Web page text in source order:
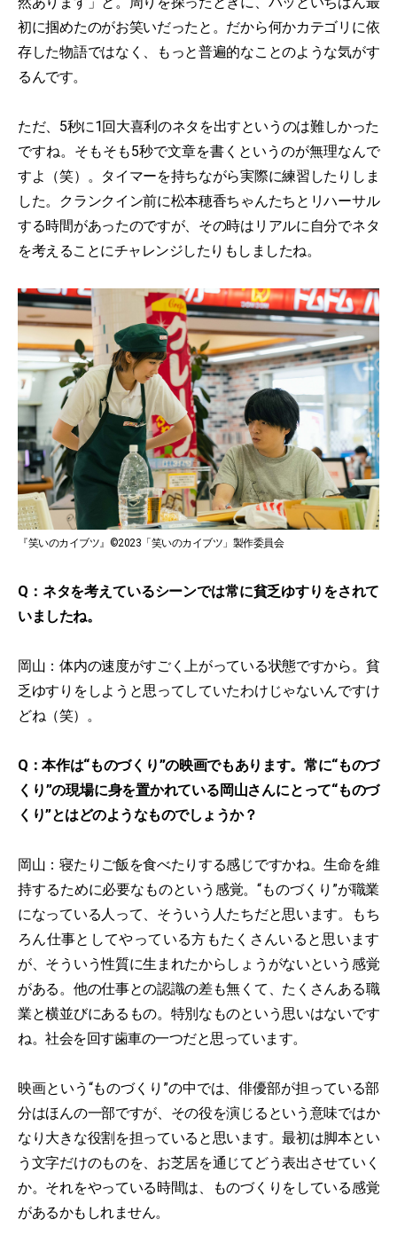
初に掴めたのがお笑いだったと。だから何かカテゴリに依
存した物語ではなく、もっと普遍的なことのような気がす
るんです。
ただ、5秒に1回大喜利のネタを出すというのは難しかった
ですね。そもそも5秒で文章を書くというのが無理なんで
すよ（笑）。タイマーを持ちながら実際に練習したりしま
した。クランクイン前に松本穂香ちゃんたちとリハーサル
する時間があったのですが、その時はリアルに自分でネタ
を考えることにチャレンジしたりもしましたね。
『笑いのカイブツ』©2023「笑いのカイブツ」製作委員会
Q：ネタを考えているシーンでは常に貧乏ゆすりをされて
いましたね。
岡山：体内の速度がすごく上がっている状態ですから。貧
乏ゆすりをしようと思ってしていたわけじゃないんですけ
どね（笑）。
Q：本作は“ものづくり”の映画でもあります。常に“ものづ
くり”の現場に身を置かれている岡山さんにとって“ものづ
くり”とはどのようなものでしょうか？
岡山：寝たりご飯を食べたりする感じですかね。生命を維
持するために必要なものという感覚。“ものづくり”が職業
になっている人って、そういう人たちだと思います。もち
ろん仕事としてやっている方もたくさんいると思います
が、そういう性質に生まれたからしょうがないという感覚
がある。他の仕事との認識の差も無くて、たくさんある職
業と横並びにあるもの。特別なものという思いはないです
ね。社会を回す歯車の一つだと思っています。
映画という“ものづくり”の中では、俳優部が担っている部
分はほんの一部ですが、その役を演じるという意味ではか
なり大きな役割を担っていると思います。最初は脚本とい
う文字だけのものを、お芝居を通じてどう表出させていく
か。それをやっている時間は、ものづくりをしている感覚
があるかもしれません。